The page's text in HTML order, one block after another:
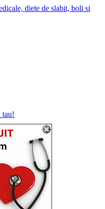
diete de slabit, boli si
tau!